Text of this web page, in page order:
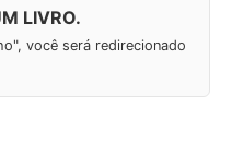
LIVRO.
você será redirecionado